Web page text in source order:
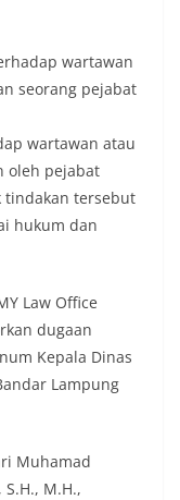
wartawan
seorang pejabat
wartawan atau
oleh pejabat
tindakan tersebut
hukum dan
Law Office
dugaan
Kepala Dinas
Lampung
Muhamad
M.H.,